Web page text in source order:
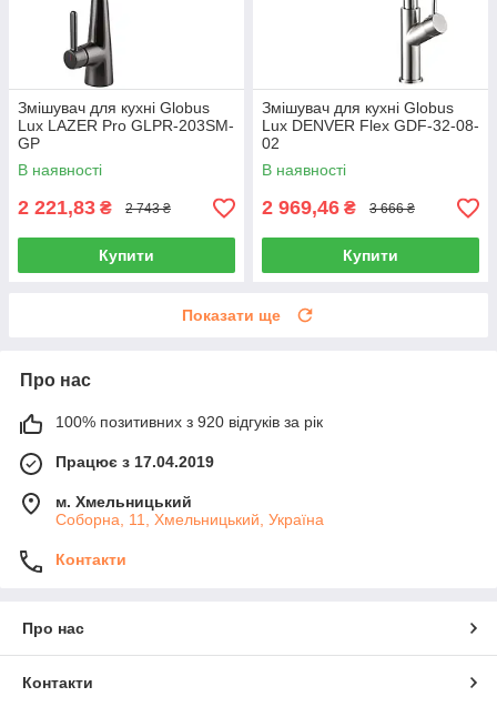
Змішувач для кухні Globus
Lux LAZER Pro GLPR-203SM-
GP
В наявності
2 221,83 ₴ 2 743 ₴
Купити
Змішувач для кухні Globus
Lux DENVER Flex GDF-32-08-
02
В наявності
2 969,46 ₴ 3 666 ₴
Купити
Показати ще
Про нас
100% позитивних з 920 відгуків за рік
Працює з 17.04.2019
м. Хмельницький
Соборна, 11, Хмельницький, Україна
Контакти
Про нас
Контакти